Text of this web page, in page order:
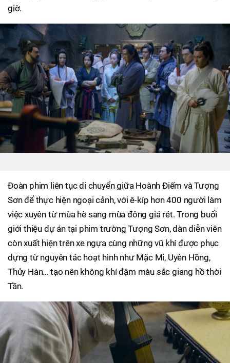
giờ.
Đoàn phim liên tục di chuyển giữa Hoành Điếm và Tượng
Sơn để thực hiện ngoại cảnh, với ê-kíp hơn 400 người làm
việc xuyên từ mùa hè sang mùa đông giá rét. Trong buổi
giới thiệu dự án tại phim trường Tượng Sơn, dàn diễn viên
còn xuất hiện trên xe ngựa cùng những vũ khí được phục
dựng từ nguyên tác hoạt hình như Mặc Mi, Uyên Hồng,
Thủy Hàn… tạo nên không khí đậm màu sắc giang hồ thời
Tần.